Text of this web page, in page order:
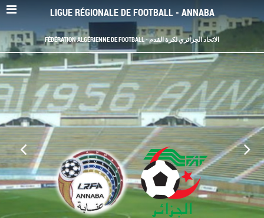
LIGUE RÉGIONALE DE FOOTBALL - ANNABA
FÉDÉRATION ALGÉRIENNE DE FOOTBALL - الاتحاد الجزائري لكرة القدم